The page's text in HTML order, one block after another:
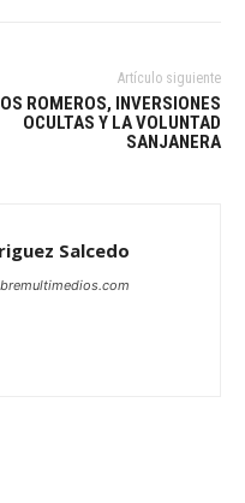
Artículo siguiente
ROMEROS, INVERSIONES
OCULTAS Y LA VOLUNTAD
SANJANERA
Salcedo